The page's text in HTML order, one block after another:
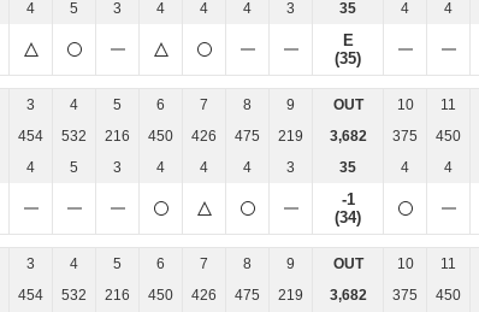
4 5 3 4 4 4 3 35 4 4
E
(35)
3 4 5 6 7 8 9 OUT 10 11
454 532 216 450 426 475 219 3,682 375 450
4 5 3 4 4 4 3 35 4 4
-1
(34)
3 4 5 6 7 8 9 OUT 10 11
454 532 216 450 426 475 219 3,682 375 450